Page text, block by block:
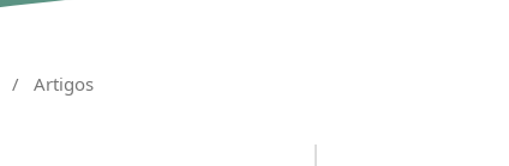
/ Artigos